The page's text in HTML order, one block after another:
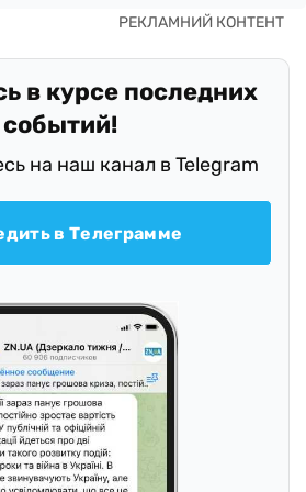
в курсе последних
событий!
на наш канал в Telegram
в Телеграмме